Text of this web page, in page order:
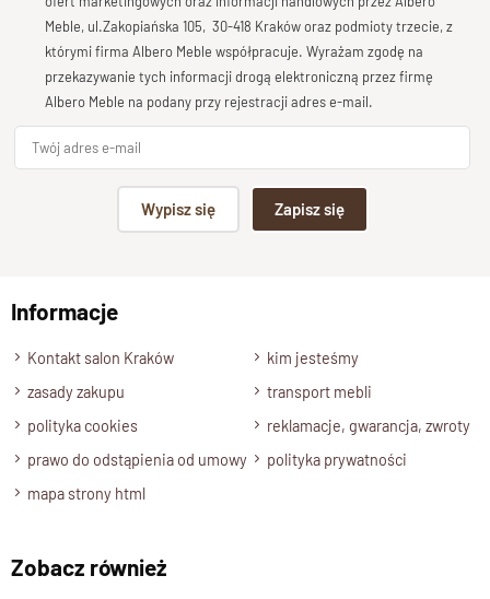
unikalność każdego egzemplarza. Indyjscy rzemieślnicy z
pasją tworzą każdy detal, co sprawia, że produkt emanuje
autentycznymtradycyjnym rzemiosłem. Wybórdrewna
palisandrowego dodaje elegancji i trwałości, co gwarantuje,
że biblioteka będzie cieszyć oczy przez wiele lat.
Orientalne Wzory i Zdobienia
Jednym z najbardziej wyróżniających się elementów jest
wzory i zdobienia
Wyrafinowane Wykończenie
nadaje bibliotece subtelnego blasku, podkreślając
jednocześnie naturalną strukturę drewna. To połączenie
wpisuje się zarówno w klasyczne, jak i nowoczesne wnętrza
Twoja opinia o produkcie
Podpis
Wyślij opinię
Meble, ul.Zakopiańska 105, 30-418 Kraków oraz podmioty trzecie, z
którymi firma Albero Meble współpracuje. Wyrażam zgodę na
przekazywanie tych informacji drogą elektroniczną przez firmę
Albero Meble na podany przy rejestracji adres e-mail.
Wypisz się Zapisz się
Informacje
Kontakt salon Kraków
kim jesteśmy
zasady zakupu
transport mebli
polityka cookies
reklamacje, gwarancja, zwroty
prawo do odstąpienia od umowy
polityka prywatności
mapa strony html
Zobacz również